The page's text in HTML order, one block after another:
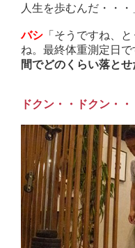
人生を歩むんだ・・・
バシ 「そうですね、
ね。最終体重測定日で
間でどのくらい落とせ
ドクン・・ドクン・